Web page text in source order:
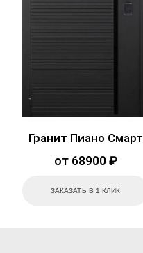
Гранит Пиано Смарт
от 68900 ₽
ЗАКАЗАТЬ В 1 КЛИК